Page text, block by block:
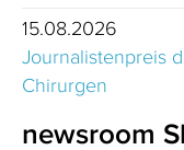
15.08.2026
Journalistenpreis
Chirurgen
newsroom